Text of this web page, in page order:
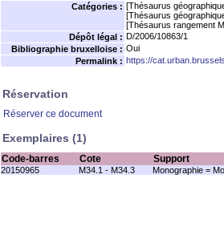
Catégories : [Thésaurus
[Thésaurus
[Thésaurus rangement
Dépôt légal : D/2006/10863/1
Bibliographie bruxelloise : Oui
Permalink : https://
Réservation
Réserver ce document
Exemplaires (1)
Code-barres Cote Support
20150965 M34.1 - M34.3 Monographie =